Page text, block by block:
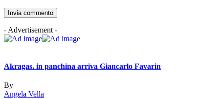
- Advertisement -
Akragas. in panchina arriva Giancarlo Favarin
By
Angela Vella